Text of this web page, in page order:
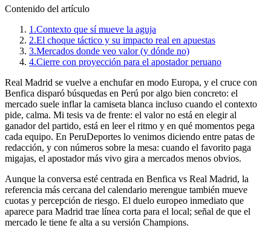
Contenido del artículo
1.Contexto que sí mueve la aguja
2.El choque táctico y su impacto real en apuestas
3.Mercados donde veo valor (y dónde no)
4.Cierre con proyección para el apostador peruano
Real Madrid se vuelve a enchufar en modo Europa, y el cruce con
Benfica disparó búsquedas en Perú por algo bien concreto: el
mercado suele inflar la camiseta blanca incluso cuando el contexto
pide, calma. Mi tesis va de frente: el valor no está en elegir al
ganador del partido, está en leer el ritmo y en qué momentos pega
cada equipo. En PeruDeportes lo venimos diciendo entre patas de
redacción, y con números sobre la mesa: cuando el favorito paga
migajas, el apostador más vivo gira a mercados menos obvios.
Aunque la conversa esté centrada en Benfica vs Real Madrid, la
referencia más cercana del calendario merengue también mueve
cuotas y percepción de riesgo. El duelo europeo inmediato que
aparece para Madrid trae línea corta para el local; señal de que el
mercado le tiene fe alta a su versión Champions.